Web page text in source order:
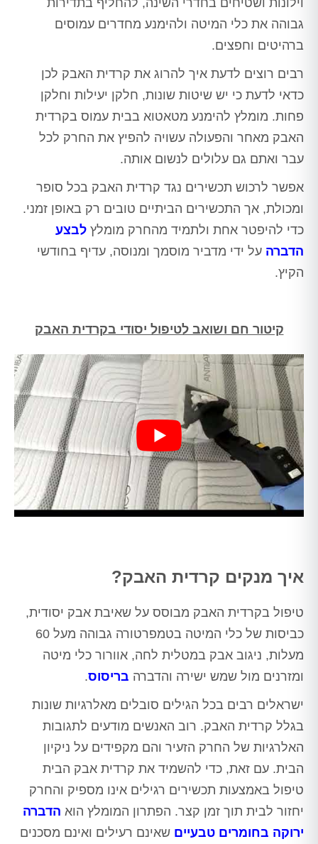
גבוהה את כלי המיטה ולהימנע מחדרים עמוסים
ברהיטים וחפצים.
רבים רוצים לדעת איך להרוג את קרדית האבק לכן
כדאי לדעת כי יש שיטות שונות, חלקן יעילות וחלקן
פחות. מומלץ להימנע מטאטוא בבית עמוס בקרדית
האבק מאחר והפעולה עשויה להפיץ את החרק לכל
עבר ואתם גם עלולים לנשום אותה.
אפשר לרכוש תכשירים נגד קרדית האבק בכל סופר
ומכולת, אך התכשירים הביתיים טובים רק באופן זמני.
כדי להיפטר אחת ולתמיד מהחרק מומלץ לבצע
הדברה על ידי מדביר מוסמך ומנוסה, עדיף בחודשי
הקיץ.
קיטור חם ושואב לטיפול יסודי בקרדית האבק
איך מנקים קרדית האבק?
טיפול בקרדית האבק מבוסס על שאיבת אבק יסודית,
כביסות של כלי המיטה בטמפרטורה גבוהה מעל 60
מעלות, ניגוב אבק במטלית לחה, אוורור כלי מיטה
ומזרנים מול שמש ישירה והדברה בריסוס.
ישראלים רבים בכל הגילים סובלים מאלרגיות שונות
בגלל קרדית האבק. רוב האנשים מודעים לתגובות
האלרגיות של החרק הזעיר והם מקפידים על ניקיון
הבית. עם זאת, כדי להשמיד את קרדית אבק הבית
טיפול באמצעות תכשירים רגילים אינו מספיק והחרק
יחזור לבית תוך זמן קצר. הפתרון המומלץ הוא הדברה
ירוקה בחומרים טבעיים שאינם רעילים ואינם מסכנים